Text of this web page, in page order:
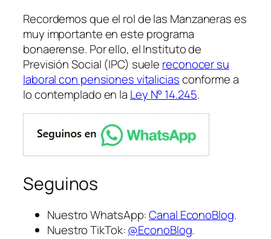
Recordemos que el rol de las Manzaneras es
muy importante en este programa
bonaerense. Por ello, el Instituto de
Previsión Social (IPC) suele reconocer su
laboral con pensiones vitaliciasconforme a
lo contemplado en la Ley N° 14.245.
Seguinos
Nuestro WhatsApp:Canal EconoBlog.
Nuestro TikTok:@EconoBlog.